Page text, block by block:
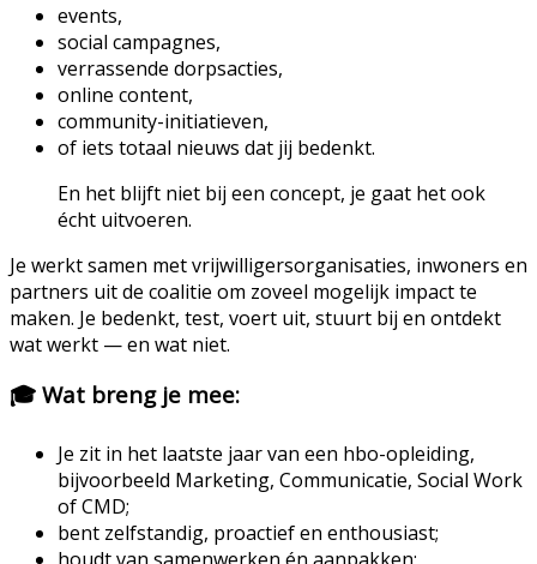
events,
social campagnes,
verrassende dorpsacties,
online content,
community-initiatieven,
of iets totaal nieuws dat jij bedenkt.
En het blijft niet bij een concept, je gaat het ook
écht uitvoeren.
Je werkt samen met vrijwilligersorganisaties, inwoners en
partners uit de coalitie om zoveel mogelijk impact te
maken. Je bedenkt, test, voert uit, stuurt bij en ontdekt
wat werkt — en wat niet.
🎓 Wat breng je mee:
Je zit in het laatste jaar van een hbo-opleiding,
bijvoorbeeld Marketing, Communicatie, Social Work
of CMD;
bent zelfstandig, proactief en enthousiast;